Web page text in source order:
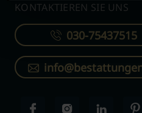
KONTAKTIEREN SIE UNS
030-75437515